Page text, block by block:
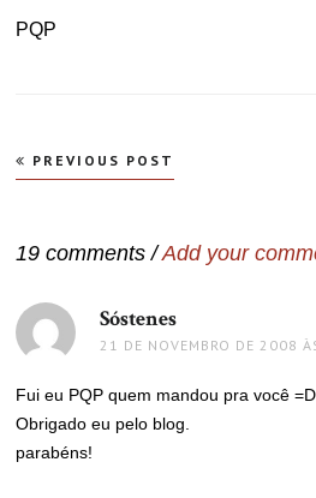
PQP
Navegação
de
PREVIOUS POST
19 comments /Add your
Sóstenes
21 DE NOVEMBRO DE 2008
Fui eu PQP quem mandou pra você =D
Obrigado eu pelo blog.
parabéns!